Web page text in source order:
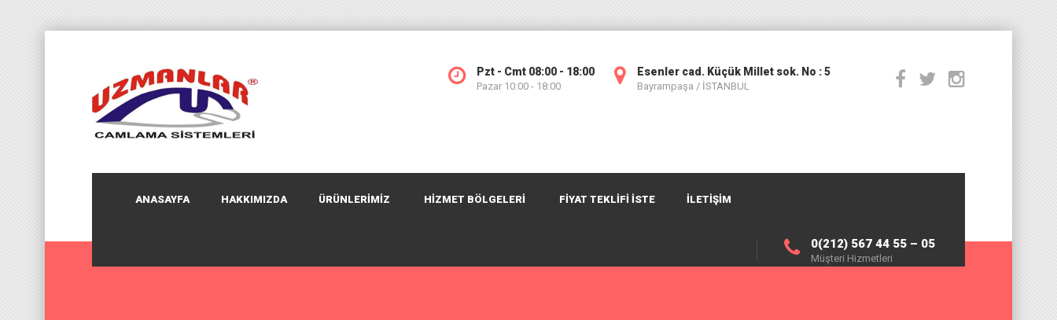
Esenler cad. Küçük Millet sok. No : 5
Bayrampaşa / İSTANBUL
Pzt - Cmt 08:00 - 18:00
Pazar 10:00 - 18:00
ANASAYFA HAKKIMIZDA ÜRÜNLERİMİZ HİZMET BÖLGELERİ FIYAT TEKLIFI İSTE İLETIŞIM
0(212) 567 44 55 – 05
Müşteri Hizmetleri